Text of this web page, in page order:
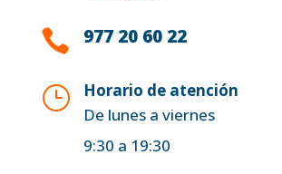
 977 20 60 22
}
Horario de atención
De lunes a viernes
9:30 a 19:30